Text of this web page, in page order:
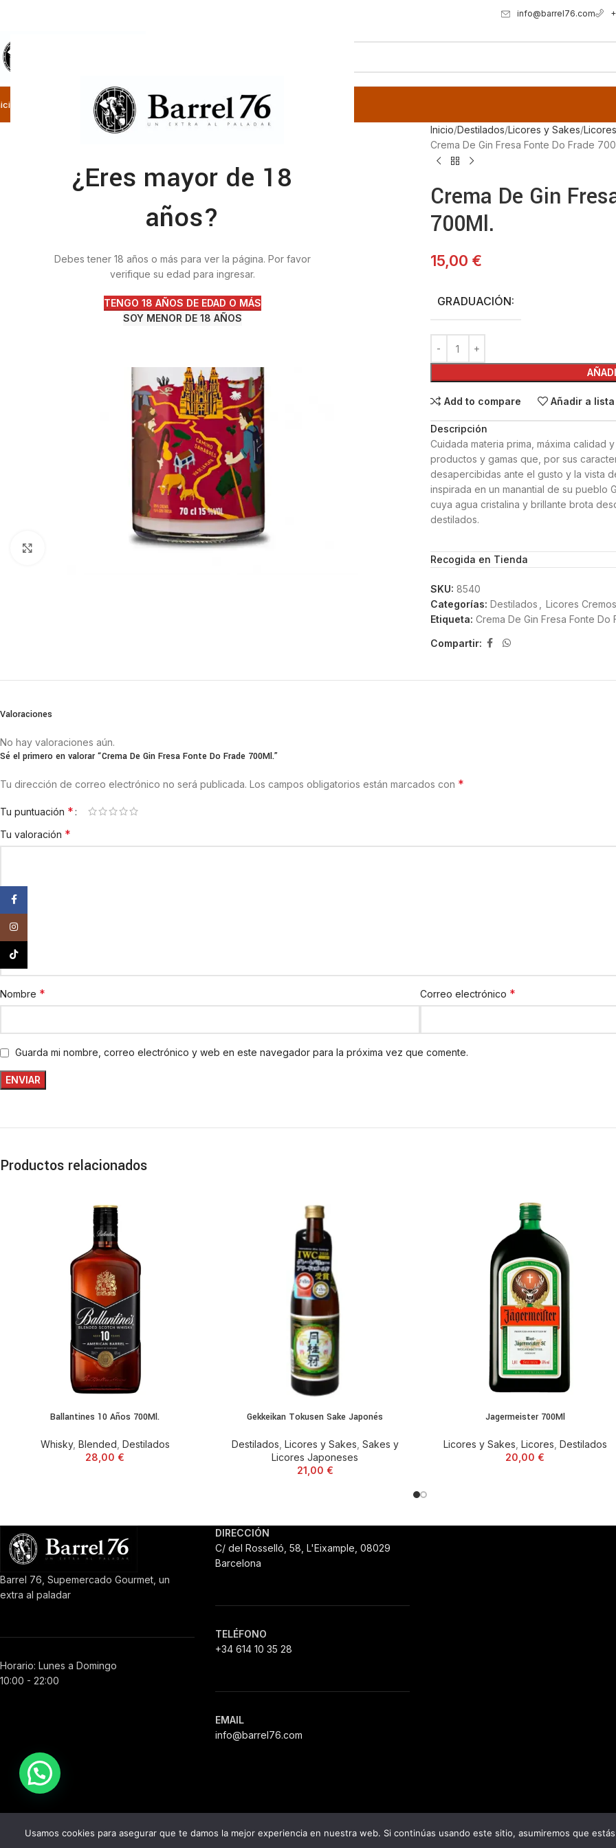
¿Eres mayor de 18
años?
Debes tener 18 años o más para ver la página. Por favor
verifique su edad para ingresar.
TENGO 18 AÑOS DE EDAD O MÁS
SOY MENOR DE 18 AÑOS
info@barrel76.com
CategoríasTiendaContacto
Haga Click para agrandar
Inicio Destilados Licores y Sakes
Crema De Gin Fresa Fonte Do Frade
Crema De Gin
700Ml.
15,00 €
GRADUACIÓN:
Add to compare Añadir a
Descripción
Cuidada materia prima, máxima calidad
productos y gamas que, por sus
desapercibidas ante el gusto y la vista
inspirada en un manantial de su pueblo
cuya agua cristalina y brillante brota
destilados.
Recogida en Tienda
SKU: 8540
Categorías: Destilados Licores
Etiqueta: Crema De Gin Fresa Fonte Do
Compartir:
Valoraciones
No hay valoraciones aún.
Sé el primero en valorar “Crema De Gin Fresa Fonte Do Frade 700Ml.”
Tu dirección de correo electrónico no será publicada. Los campos obligatorios están marcados con *
Tu puntuación *
Tu valoración *
Nombre * Correo electrónico *
Guarda mi nombre, correo electrónico y web en este navegador para la próxima vez que comente.
Productos relacionados
Ballantines 10 Años 700Ml.
Whisky, Blended Destilados
28,00 €
Gekkeikan Tokusen Sake Japonés
Destilados Licores y Sakes Sakes y
Licores Japoneses
21,00 €
Jagermeister 700Ml
Licores y Sakes Licores Destilados
20,00 €
Barrel 76, Supemercado Gourmet, un
extra al paladar
Horario: Lunes a Domingo
10:00 - 22:00
DIRECCIÓN
C/ del Rosselló, 58, L'Eixample, 08029
Barcelona
TELÉFONO
+34 614 10 35 28
EMAIL
info@barrel76.com
Usamos cookies para asegurar que te damos la mejor experiencia en nuestra web. Si continúas usando este sitio, asumiremos que